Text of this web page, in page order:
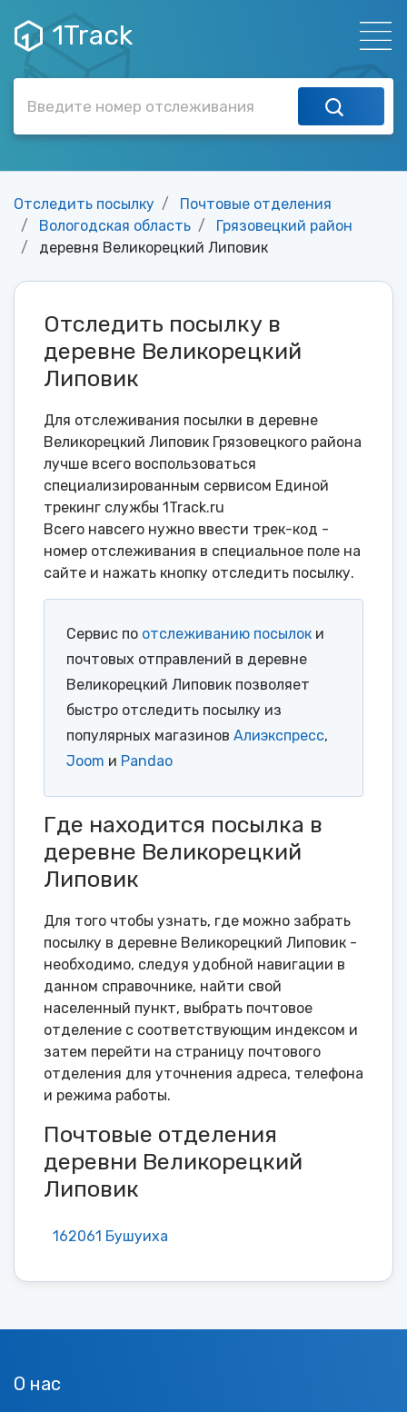
1Track
Отследить посылку
Почтовые отделения
Вологодская область
Грязовецкий район
деревня Великорецкий Липовик
Отследить посылку в
деревне Великорецкий
Липовик
Для отслеживания посылки в деревне
Великорецкий Липовик Грязовецкого района
лучше всего воспользоваться
специализированным сервисом Единой
трекинг службы 1Track.ru
Всего навсего нужно ввести трек-код -
номер отслеживания в специальное поле на
сайте и нажать кнопку отследить посылку.
Сервис по отслеживанию посылок и
почтовых отправлений в деревне
Великорецкий Липовик позволяет
быстро отследить посылку из
популярных магазинов Алиэкспресс,
Joom и Pandao
Где находится посылка в
деревне Великорецкий
Липовик
Для того чтобы узнать, где можно забрать
посылку в деревне Великорецкий Липовик -
необходимо, следуя удобной навигации в
данном справочнике, найти свой
населенный пункт, выбрать почтовое
отделение с соответствующим индексом и
затем перейти на страницу почтового
отделения для уточнения адреса, телефона
и режима работы.
Почтовые отделения
деревни Великорецкий
Липовик
162061 Бушуиха
О нас